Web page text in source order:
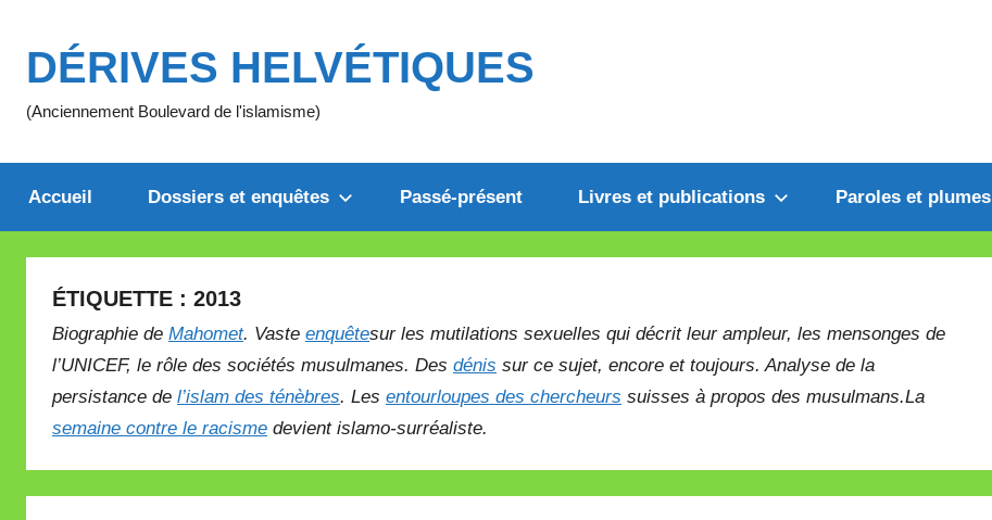
contenu
DÉRIVES HELVÉTIQUES
(Anciennement Boulevard de l'islamisme)
Accueil Dossiers et enquêtes Passé-présent Livres et publications Paroles et plumes
ÉTIQUETTE : 2013
Biographie de Mahomet. Vaste enquêtesur les mutilations sexuelles qui décrit leur ampleur, les mensonges de
l’UNICEF, le rôle des sociétés musulmanes. Des dénis sur ce sujet, encore et toujours. Analyse de la
persistance de l’islam des ténèbres. Les entourloupes des chercheurs suisses à propos des musulmans.La
semaine contre le racisme devient islamo-surréaliste.